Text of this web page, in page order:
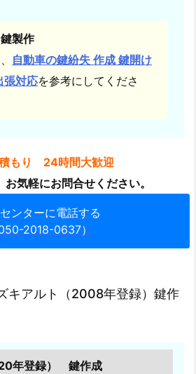
製作
自動車の鍵紛失 作成 鍵開け
張対応を参考にしてくださ
もり 24時間大歓迎
気軽にお問合せください。
ンターに電話する
050-2018-0637）
キアルト（2008年登録）鍵作
年登録） 鍵作成